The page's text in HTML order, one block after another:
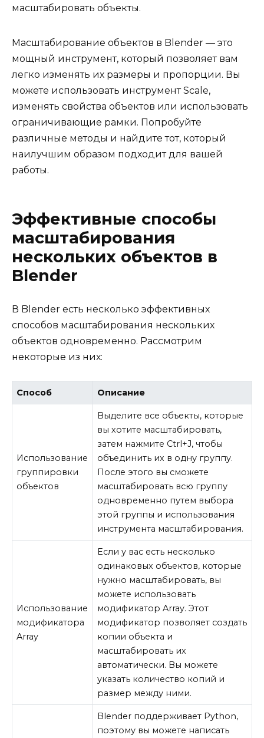
масштабировать объекты.
Масштабирование объектов в Blender — это
мощный инструмент, который позволяет вам
легко изменять их размеры и пропорции. Вы
можете использовать инструмент Scale,
изменять свойства объектов или использовать
ограничивающие рамки. Попробуйте
различные методы и найдите тот, который
наилучшим образом подходит для вашей
работы.
Эффективные способы
масштабирования
нескольких объектов в
Blender
В Blender есть несколько эффективных
способов масштабирования нескольких
объектов одновременно. Рассмотрим
некоторые из них:
Способ Описание
Использование
группировки
объектов
Выделите все объекты, которые
вы хотите масштабировать,
затем нажмите Ctrl+J, чтобы
объединить их в одну группу.
После этого вы сможете
масштабировать всю группу
одновременно путем выбора
этой группы и использования
инструмента масштабирования.
Использование
модификатора
Array
Если у вас есть несколько
одинаковых объектов, которые
нужно масштабировать, вы
можете использовать
модификатор Array. Этот
модификатор позволяет создать
копии объекта и
масштабировать их
автоматически. Вы можете
указать количество копий и
размер между ними.
Blender поддерживает Python,
поэтому вы можете написать